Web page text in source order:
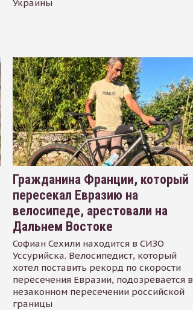
Украины
Гражданина Франции, который
пересекал Евразию на
велосипеде, арестовали на
Дальнем Востоке
Софиан Сехили находится в СИЗО
Уссурийска. Велосипедист, который
хотел поставить рекорд по скорости
пересечения Евразии, подозревается в
незаконном пересечении российской
границы